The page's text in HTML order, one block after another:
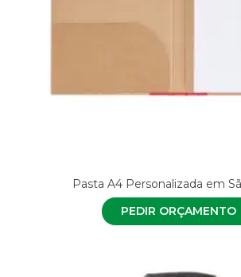
Pasta A4 Personalizada em
PEDIR ORÇAMENTO